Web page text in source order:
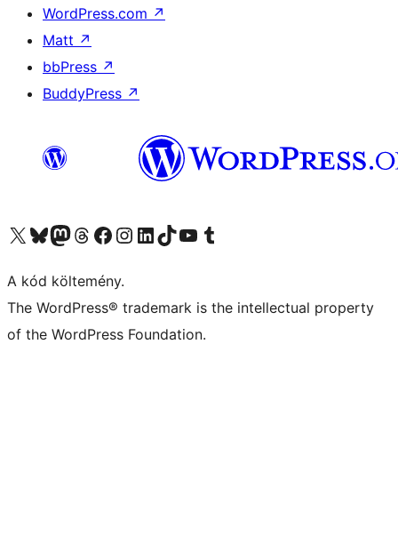
WordPress.com ↗
Matt ↗
bbPress ↗
BuddyPress ↗
Visit our X (formerly Twitter) account
Visit our Bluesky account
Twitter csatornánk
Visit our Threads account
Facebook oldalunk megtekintése
Visit our Instagram account
Visit our LinkedIn account
Visit our TikTok account
Visit our YouTube channel
Visit our Tumblr account
A kód költemény.
The WordPress® trademark is the intellectual property
of the WordPress Foundation.